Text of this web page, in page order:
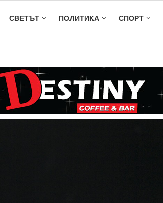
СВЕТЪТ ПОЛИТИКА СПОРТ